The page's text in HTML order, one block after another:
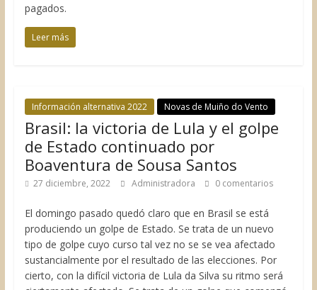
pagados.
Leer más
Información alternativa 2022 Novas de Muiño do Vento
Brasil: la victoria de Lula y el golpe
de Estado continuado por
Boaventura de Sousa Santos
27 diciembre, 2022 Administradora 0 comentarios
El domingo pasado quedó claro que en Brasil se está
produciendo un golpe de Estado. Se trata de un nuevo
tipo de golpe cuyo curso tal vez no se se vea afectado
sustancialmente por el resultado de las elecciones. Por
cierto, con la difícil victoria de Lula da Silva su ritmo será